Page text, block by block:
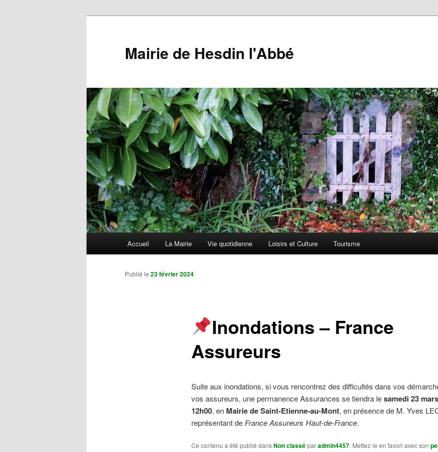
Mairie de Hesdin l'Abbé
Accueil La Mairie Vie quotidienne Loisirs et Culture Tourisme
Inondations – France
Assureurs
Publié le 23 février 2024
Suite aux inondations, si vous rencontrez des difficultés dans vos
vos assureurs, une permanence Assurances se tiendra lesamedi 23
12h00, en Mairie de Saint-Etienne-au-Mont, en présence de M. Yves
représentant de France Assureurs Haut-de-France.
Ce contenu a été publié dansNon classéparadmin4457. Mettez-le en favori avec son